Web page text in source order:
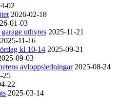
02
2026-02-18
01-03
uthyres 2025-11-21
2025-11-16
kl 10-14 2025-09-21
09-03
avloppsledningar 2025-08-24
25
22
2025-03-14